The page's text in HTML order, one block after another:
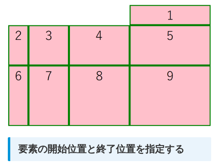
要素の開始位置と終了位置を指定する